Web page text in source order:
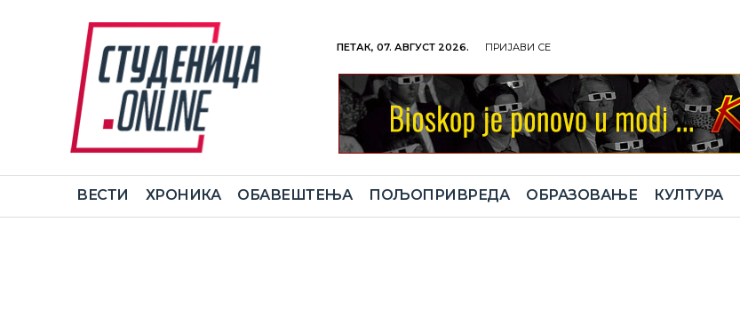
ПЕТАК, 07. АВГУСТ 2026. ПРИЈАВИ СЕ
ВЕСТИ ХРОНИКА ОБАВЕШТЕЊА ПОЉОПРИВРЕДА ОБРАЗОВАЊЕ КУЛТУРА